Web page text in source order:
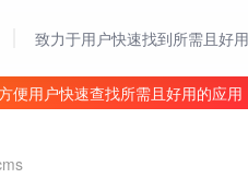
致力于用户快速找到所需且好
便用户快速查找所需且好用的应